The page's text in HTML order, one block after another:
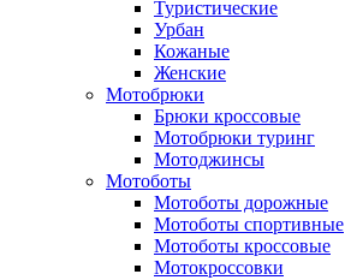
Туристические
Урбан
Кожаные
Женские
Мотобрюки
Брюки кроссовые
Мотобрюки туринг
Мотоджинсы
Мотоботы
Мотоботы дорожные
Мотоботы спортивные
Мотоботы кроссовые
Мотокроссовки